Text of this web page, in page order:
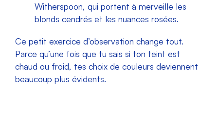
Witherspoon, qui portent à merveille les
blonds cendrés et les nuances rosées.
Ce petit exercice d’observation change tout.
Parce qu’une fois que tu sais si ton teint est
chaud ou froid, tes choix de couleurs deviennent
beaucoup plus évidents.